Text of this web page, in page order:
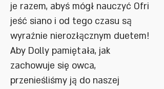
je razem, abyś mógł nauczyć Ofri
jeść siano i od tego czasu są
wyraźnie nierozłącznym duetem!
Aby Dolly pamiętała, jak
zachowuje się owca,
przenieśliśmy ją do naszej